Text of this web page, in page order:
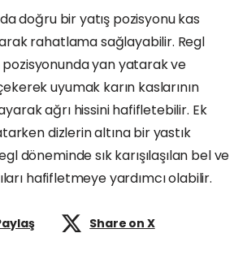
doğru bir yatış pozisyonu kas
rahatlama sağlayabilir. Regl
yan yatarak ve
uyumak karın kaslarının
ağrı hissini hafifletebilir. Ek
dizlerin altına bir yastık
döneminde sık karışılaşılan bel ve
hafifletmeye yardımcı olabilir.
Share on X